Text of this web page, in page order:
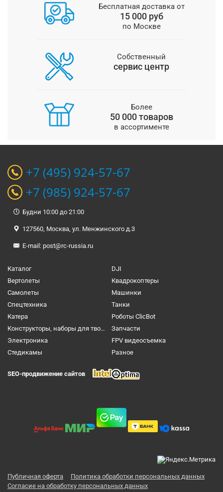
Бесплатная доставка от
15 000 руб
по Москве
Собственный
сервис центр
Более
50 000 товаров
в ассортименте
+7 (495) 924-57-67
+7 (985) 924-57-67
Будни 10:00 до 21:00
127560, Москва, ул. Менжинского д.3
E-mail: post@rc-russia.ru
Каталог
DJI
Вертолеты
Квадрокоптеры
Самолеты
Машинки
Спецтехника
Танки
Катера
Роботы ClicBot
Конструкторы, наборы для творчества и настольные игры
Запчасти
Электроника
FPV видеосъемка
Cтедикамы
Разное
SEO-продвижение сайтов
Публичная оферта
Политика обработки персональных данных
Согласие на обработку персональных данных